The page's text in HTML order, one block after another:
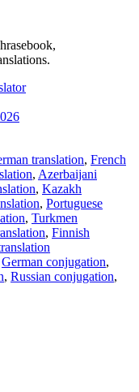
translation, French
, Azerbaijani
, Kazakh
, Portuguese
, Turkmen
, Finnish
German conjugation,
, Russian conjugation,